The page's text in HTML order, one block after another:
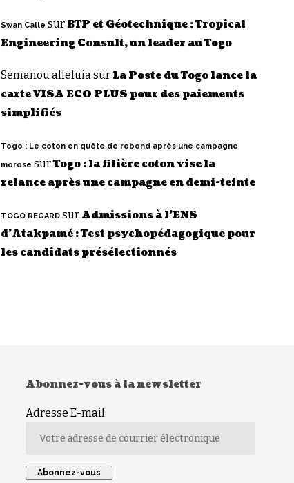
Swan Calle surBTP et Géotechnique : Tropical
Engineering Consult, un leader au Togo
Semanou alleluiasur La Poste du Togo lance la
carte VISA ECO PLUS pour des paiements
simplifiés
Togo : Le coton en quête de rebond après une campagne
morose surTogo : la filière coton vise la
relance après une campagne en demi-teinte
TOGO REGARDsur Admissions à l’ENS
d’Atakpamé : Test psychopédagogique pour
les candidats présélectionnés
Abonnez-vous à la newsletter
Adresse E-mail: